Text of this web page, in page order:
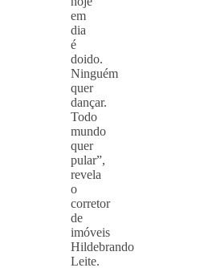
em
dia
é
doido.
Ninguém
quer
dançar.
Todo
mundo
quer
pular”,
revela
o
corretor
de
imóveis
Hildebrando
Leite.